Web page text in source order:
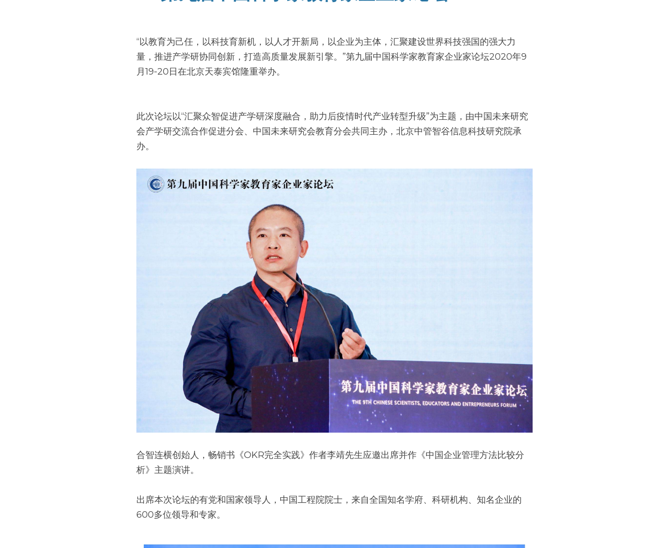
“以教育为己任，以科技育新机，以人才开新局，以企业为主体，汇聚建设世界科技强国的强大力
量，推进产学研协同创新，打造高质量发展新引擎。”第九届中国科学家教育家企业家论坛2020年9
月19-20日在北京天泰宾馆隆重举办。
此次论坛以“汇聚众智促进产学研深度融合，助力后疫情时代产业转型升级”为主题，由中国未来研究
会产学研交流合作促进分会、中国未来研究会教育分会共同主办，北京中管智谷信息科技研究院承
办。
合智连横创始人，畅销书《OKR完全实践》作者李靖先生应邀出席并作《中国企业管理方法比较分
析》主题演讲。
出席本次论坛的有党和国家领导人，中国工程院院士，来自全国知名学府、科研机构、知名企业的
600多位领导和专家。